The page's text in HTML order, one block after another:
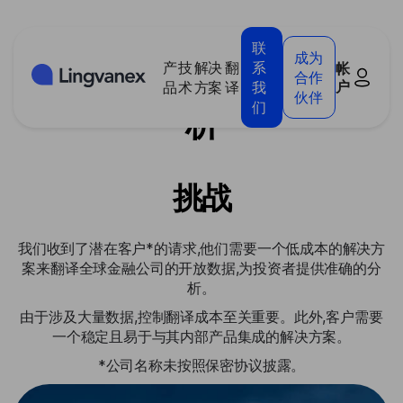
产
品
技
术
解决
方案
翻
译
联
系
我
们
成为
合作
伙伴
帐
户
投资公司:翻译进行准确分
析
挑战
我们收到了潜在客户*的请求,他们需要一个低成本的解决方
案来翻译全球金融公司的开放数据,为投资者提供准确的分
析。
由于涉及大量数据,控制翻译成本至关重要。此外,客户需要
一个稳定且易于与其内部产品集成的解决方案。
*公司名称未按照保密协议披露。